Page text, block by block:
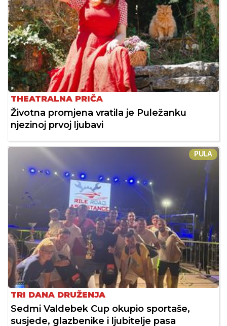
THEATRALNA PRIČA
Životna promjena vratila je Puležanku
njezinoj prvoj ljubavi
PULA
TRI DANA DRUŽENJA
Sedmi Valdebek Cup okupio sportaše,
susjede, glazbenike i ljubitelje pasa